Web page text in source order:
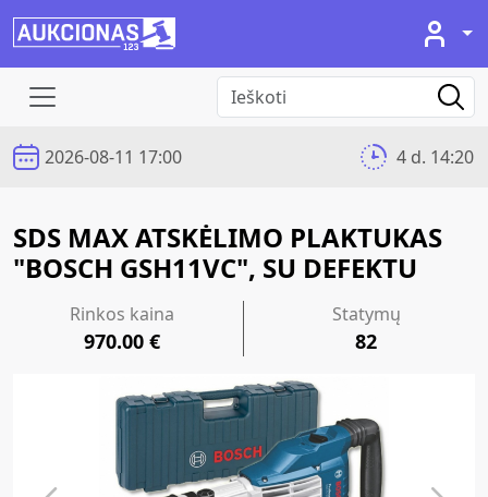
2026-08-11 17:00 4 d. 14:20
SDS MAX ATSKĖLIMO PLAKTUKAS
"BOSCH GSH11VC", SU DEFEKTU
Rinkos kaina
970.00 €
Statymų
82